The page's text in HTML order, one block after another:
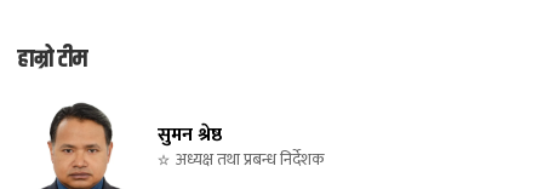
हाम्रो टीम
सुमन श्रेष्ठ
अध्यक्ष तथा प्रबन्ध निर्देशक